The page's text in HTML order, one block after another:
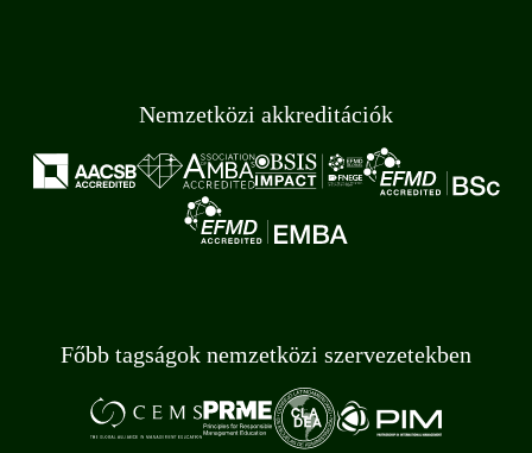
Nemzetközi akkreditációk
Főbb tagságok nemzetközi szervezetekben